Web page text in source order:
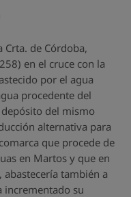
Crta. de Córdoba,
en el cruce con la
por el agua
procedente del
depósito del mismo
alternativa para
que procede de
en Martos y que en
abastecería también a
incrementado su